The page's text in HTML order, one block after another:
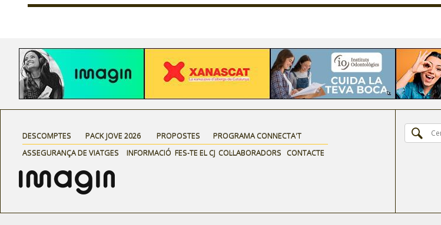
DESCOMPTES PACK JOVE 2026 PROPOSTES
PROGRAMA CONNECTA'T
ASSEGURANÇA DE VIATGES
INFORMACIÓ FES-TE EL CJ COL·LABORADORS CONTACTE